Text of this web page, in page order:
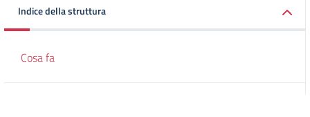
Indice della struttura
Cosa fa